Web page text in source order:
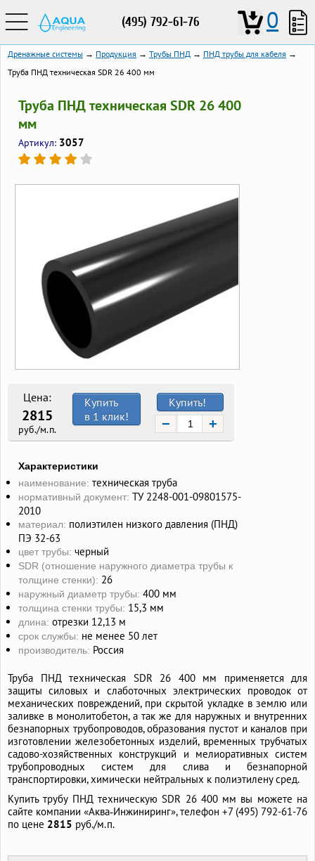
(495) 792-61-76 0
Дренажные системы → Продукция → Трубы ПНД → ПНД трубы для кабеля →
Труба ПНД техническая SDR 26 400 мм
Труба ПНД техническая SDR 26 400
мм
Артикул: 3057
Цена:
2815
руб./м.п.
Купить!
− +
Купить
в 1 клик!
Характеристики
наименование: техническая труба
нормативный документ: ТУ 2248-001-09801575-
2010
материал: полиэтилен низкого давления (ПНД)
ПЭ 32-63
цвет трубы: черный
SDR (отношение наружного диаметра трубы к
толщине стенки): 26
наружный диаметр трубы: 400 мм
толщина стенки трубы: 15,3 мм
длина: отрезки 12,13 м
срок службы: не менее 50 лет
производитель: Россия
Труба ПНД техническая SDR 26 400 мм применяется для
защиты силовых и слаботочных электрических проводок от
механических повреждений, при скрытой укладке в землю или
заливке в монолитобетон, а так же для наружных и внутренних
безнапорных трубопроводов, образования пустот и каналов при
изготовлении железобетонных изделий, временных трубчатых
садово-хозяйственных конструкций и мелиоративных систем
трубопроводных систем для слива и безнапорной
транспортировки, химически нейтральных к полиэтилену сред.
Купить трубу ПНД техническую SDR 26 400 мм вы можете на
сайте компании «Аква‑Инжиниринг», телефон +7 (495) 792-61-76
по цене 2815 руб./м.п.